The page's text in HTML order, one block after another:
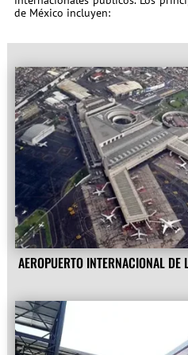
de México incluyen:
AEROPUERTO INTERNACIONAL